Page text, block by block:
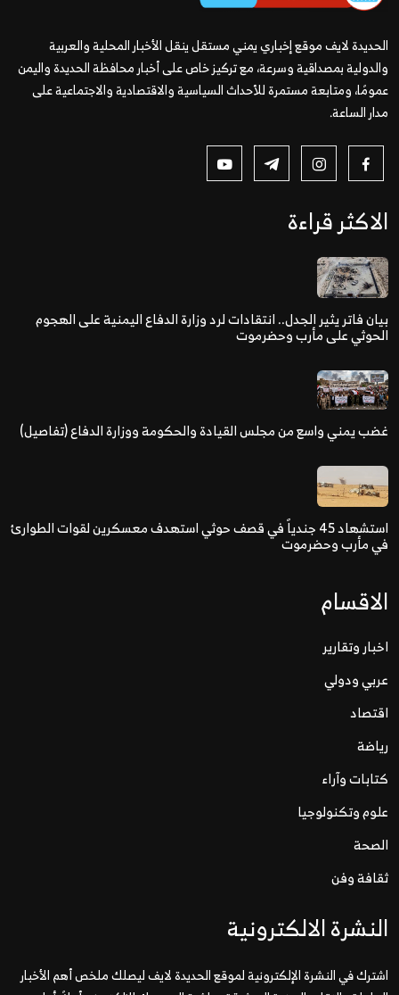
الحديدة لايف موقع إخباري يمني مستقل ينقل الأخبار المحلية والعربية
والدولية بمصداقية وسرعة، مع تركيز خاص على أخبار محافظة الحديدة واليمن
عمومًا، ومتابعة مستمرة للأحداث السياسية والاقتصادية والاجتماعية على
مدار الساعة.
الاكثر قراءة
بيان فاتر يثير الجدل.. انتقادات لرد وزارة الدفاع اليمنية على الهجوم
الحوثي على مأرب وحضرموت
غضب يمني واسع من مجلس القيادة والحكومة ووزارة الدفاع (تفاصيل)
استشهاد 45 جندياً في قصف حوثي استهدف معسكرين لقوات الطوارئ
في مأرب وحضرموت
الاقسام
اخبار وتقارير
عربي ودولي
اقتصاد
رياضة
كتابات وآراء
علوم وتكنولوجيا
الصحة
ثقافة وفن
النشرة الالكترونية
اشترك في النشرة الإلكترونية لموقع الحديدة لايف ليصلك ملخص أهم الأخبار